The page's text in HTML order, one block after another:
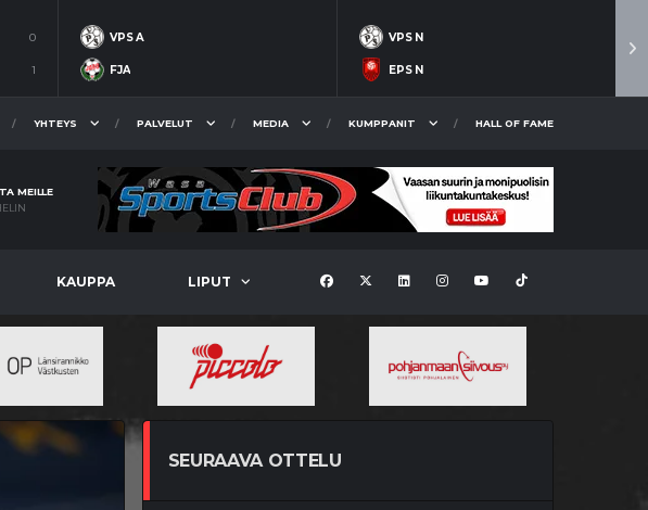
0
1
VPS A
FJA
VPS N
EPS N
YHTEYS PALVELUT MEDIA KUMPPANIT HALL OF FAME
MEILLE
KAUPPA LIPUT
SEURAAVA OTTELU